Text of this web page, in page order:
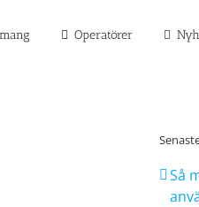
Operatörer
Så